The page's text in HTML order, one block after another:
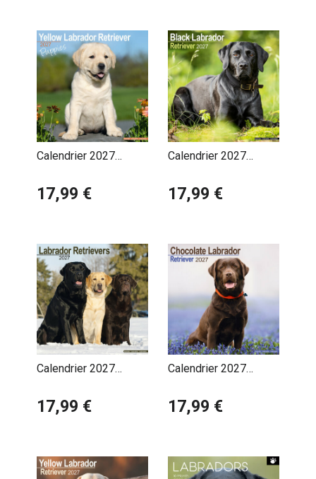
Calendrier 2027
Retriever Sable
17,99 €
Calendrier 2027
17,99 €
Calendrier 2027
17,99 €
Calendrier 2027
Chocolat
17,99 €